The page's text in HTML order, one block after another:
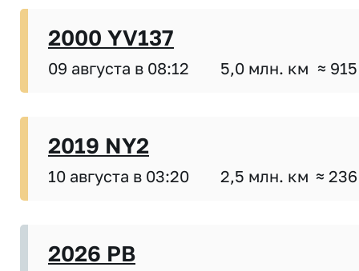
2000 YV137
09 августа в 08:12 5,0 млн. км ≈
2019 NY2
10 августа в 03:20 2,5 млн. км ≈
2026 PB